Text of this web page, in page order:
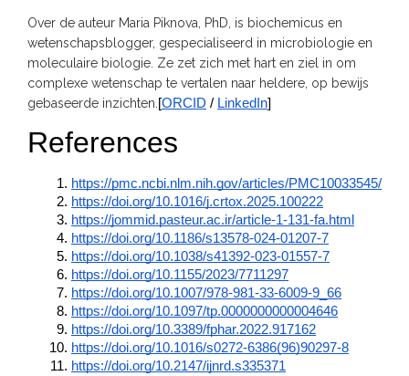
Over de auteur Maria Piknova, PhD, is biochemicus en
wetenschapsblogger, gespecialiseerd in microbiologie en
moleculaire biologie. Ze zet zich met hart en ziel in om
complexe wetenschap te vertalen naar heldere, op bewijs
gebaseerde inzichten. [ORCID / LinkedIn]
References
https://pmc.ncbi.nlm.nih.gov/articles/PMC10033545/
https://doi.org/10.1016/j.crtox.2025.100222
https://jommid.pasteur.ac.ir/article-1-131-fa.html
https://doi.org/10.1186/s13578-024-01207-7
https://doi.org/10.1038/s41392-023-01557-7
https://doi.org/10.1155/2023/7711297
https://doi.org/10.1007/978-981-33-6009-9_66
https://doi.org/10.1097/tp.0000000000004646
https://doi.org/10.3389/fphar.2022.917162
https://doi.org/10.1016/s0272-6386(96)90297-8
https://doi.org/10.2147/ijnrd.s335371